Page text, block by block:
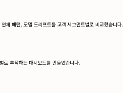
체 패턴, 모델 드리프트를 고객 세그먼트별로 비교했습니다.
추적하는 대시보드를 만들었습니다.